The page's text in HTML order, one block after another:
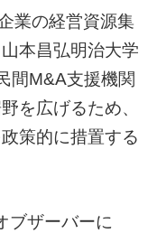
業の経営資源集
本昌弘明治大学
間M&A支援機関
を広げるため、
策的に措置する
ブザーバーに